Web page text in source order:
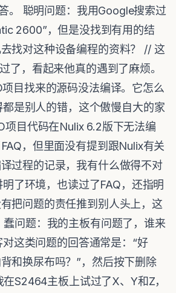
。 聪明问题：我用Google搜索过
2600”，但是没找到有用的结
找对这种设备编程的资料？ // 这
了，看起来他真的遇到了麻烦。
目找来的源码没法编译。它怎么
是别人的错，这个傲慢自大的家
项目代码在Nulix 6.2版下无法编
，但里面没有提到跟Nulix有关
过程的记录，我有什么做得不对
了环境，也读过了FAQ，还指明
把问题的责任推到别人头上，这
问题：我的主板有问题了，谁来
这类问题的回答通常是：“好
和换尿布吗？”，然后按下删除
S2464主板上试过了X、Y和Z，